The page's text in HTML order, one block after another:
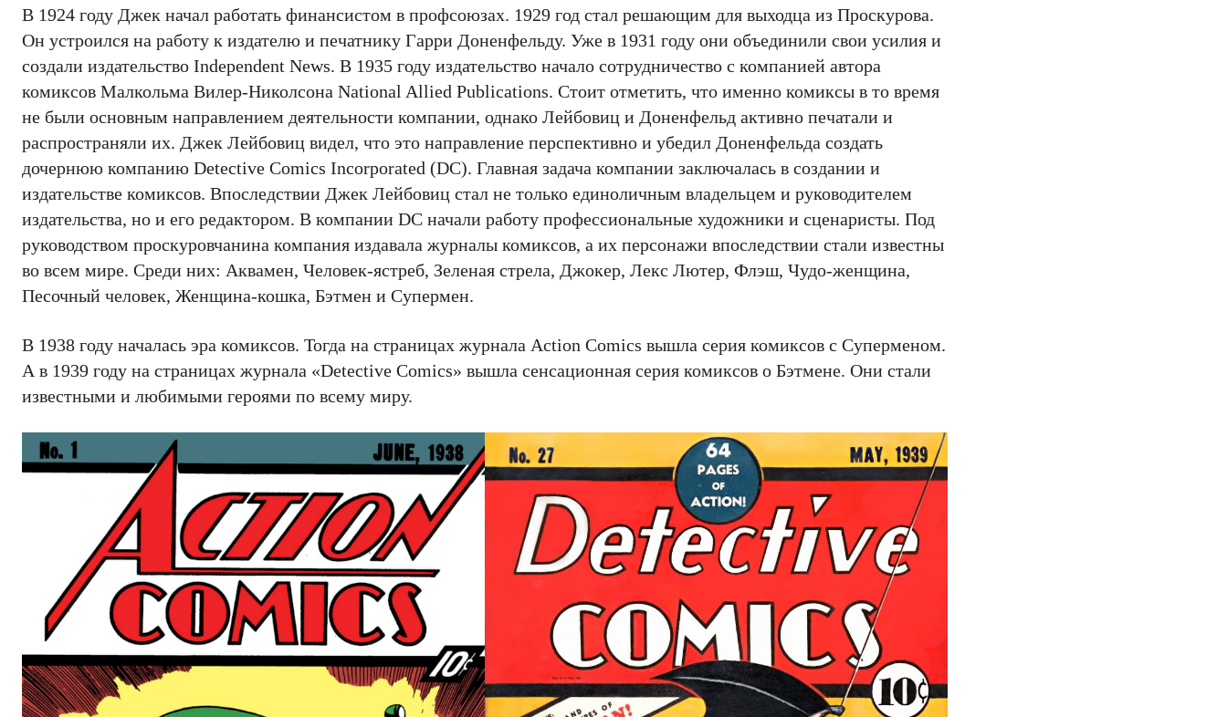
В 1924 году Джек начал работать финансистом в профсоюзах. 1929 год стал решающим для выходца из Проскурова.
Он устроился на работу к издателю и печатнику Гарри Доненфельду. Уже в 1931 году они объединили свои усилия и
создали издательство Independent News. В 1935 году издательство начало сотрудничество с компанией автора
комиксов Малкольма Вилер-Николсона National Allied Publications. Стоит отметить, что именно комиксы в то время
не были основным направлением деятельности компании, однако Лейбовиц и Доненфельд активно печатали и
распространяли их. Джек Лейбовиц видел, что это направление перспективно и убедил Доненфельда создать
дочернюю компанию Detective Comics Incorporated (DC). Главная задача компании заключалась в создании и
издательстве комиксов. Впоследствии Джек Лейбовиц стал не только единоличным владельцем и руководителем
издательства, но и его редактором. В компании DC начали работу профессиональные художники и сценаристы. Под
руководством проскуровчанина компания издавала журналы комиксов, а их персонажи впоследствии стали известны
во всем мире. Среди них: Аквамен, Человек-ястреб, Зеленая стрела, Джокер, Лекс Лютер, Флэш, Чудо-женщина,
Песочный человек, Женщина-кошка, Бэтмен и Супермен.
В 1938 году началась эра комиксов. Тогда на страницах журнала Action Comics вышла серия комиксов с Суперменом.
А в 1939 году на страницах журнала «Detective Comics» вышла сенсационная серия комиксов о Бэтмене. Они стали
известными и любимыми героями по всему миру.